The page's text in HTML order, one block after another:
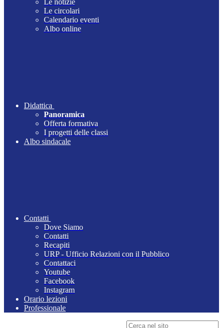
Le notizie
Le circolari
Calendario eventi
Albo online
Didattica
Panoramica
Offerta formativa
I progetti delle classi
Albo sindacale
Contatti
Dove Siamo
Contatti
Recapiti
URP - Ufficio Relazioni con il Pubblico
Contattaci
Youtube
Facebook
Instagram
Orario lezioni
Professionale